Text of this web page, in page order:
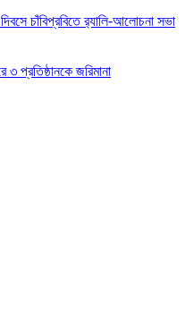
চাঁবিপ্রবিতে র‍্যালি-আলোচনা সভা
৩ প্রতিষ্ঠানকে জরিমানা